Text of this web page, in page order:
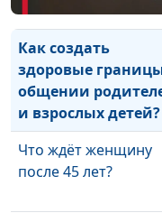
Как создать
здоровые
общении
и взрослых детей?
Что ждёт женщину
после 45 лет?